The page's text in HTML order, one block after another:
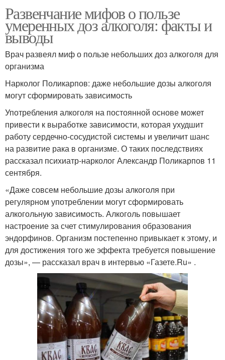
Развенчание мифов о пользе
умеренных доз алкоголя: факты и
выводы
Врач развеял миф о пользе небольших доз алкоголя для
организма
Нарколог Поликарпов: даже небольшие дозы алкоголя
могут сформировать зависимость
Употребления алкоголя на постоянной основе может
привести к выработке зависимости, которая ухудшит
работу сердечно-сосудистой системы и увеличит шанс
на развитие рака в организме. О таких последствиях
рассказал психиатр-нарколог Александр Поликарпов 11
сентября.
«Даже совсем небольшие дозы алкоголя при
регулярном употреблении могут сформировать
алкогольную зависимость. Алкоголь повышает
настроение за счет стимулирования образования
эндорфинов. Организм постепенно привыкает к этому, и
для достижения того же эффекта требуется повышение
дозы», — рассказал врач в интервью «Газете.Ru» .